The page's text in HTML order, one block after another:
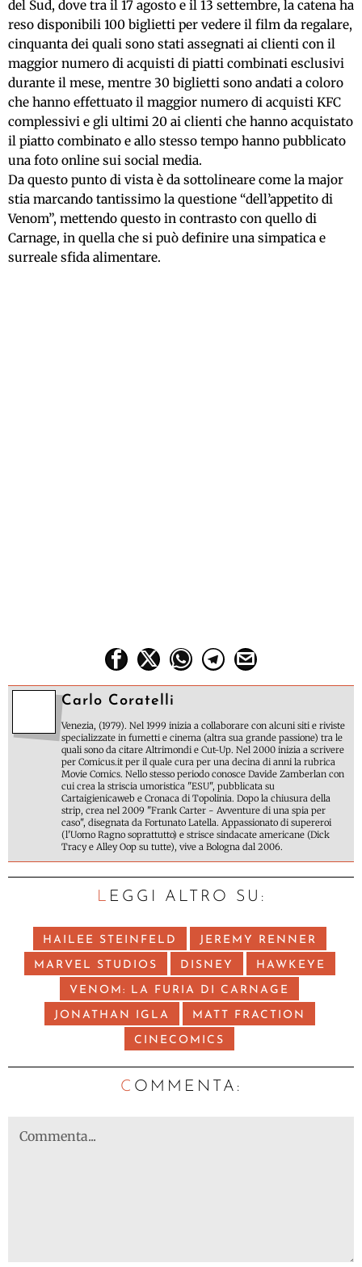
del Sud, dove tra il 17 agosto e il 13 settembre, la catena ha
reso disponibili 100 biglietti per vedere il film da regalare,
cinquanta dei quali sono stati assegnati ai clienti con il
maggior numero di acquisti di piatti combinati esclusivi
durante il mese, mentre 30 biglietti sono andati a coloro
che hanno effettuato il maggior numero di acquisti KFC
complessivi e gli ultimi 20 ai clienti che hanno acquistato
il piatto combinato e allo stesso tempo hanno pubblicato
una foto online sui social media.
Da questo punto di vista è da sottolineare come la major
stia marcando tantissimo la questione “dell’appetito di
Venom”, mettendo questo in contrasto con quello di
Carnage, in quella che si può definire una simpatica e
surreale sfida alimentare.
Carlo Coratelli
Venezia, (1979). Nel 1999 inizia a collaborare con alcuni siti e riviste
specializzate in fumetti e cinema (altra sua grande passione) tra le
quali sono da citare Altrimondi e Cut-Up. Nel 2000 inizia a scrivere
per Comicus.it per il quale cura per una decina di anni la rubrica
Movie Comics. Nello stesso periodo conosce Davide Zamberlan con
cui crea la striscia umoristica "ESU", pubblicata su
Cartaigienicaweb e Cronaca di Topolinia. Dopo la chiusura della
strip, crea nel 2009 "Frank Carter - Avventure di una spia per
caso", disegnata da Fortunato Latella. Appassionato di supereroi
(l'Uomo Ragno soprattutto) e strisce sindacate americane (Dick
Tracy e Alley Oop su tutte), vive a Bologna dal 2006.
LEGGI ALTRO SU:
HAILEE STEINFELD JEREMY RENNER
MARVEL STUDIOS DISNEY HAWKEYE
VENOM: LA FURIA DI CARNAGE
JONATHAN IGLA MATT FRACTION
CINECOMICS
C OMMENTA: